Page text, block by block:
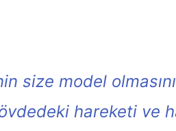
size model
hareketi ve